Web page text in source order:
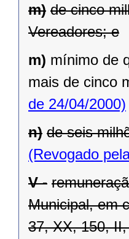
m) de cinco
Vereadores; e
m) mínimo de
mais de cinco
de 24/04/2000)
n) de seis
(Revogado
V -
Municipal, em
37, XX, 150,